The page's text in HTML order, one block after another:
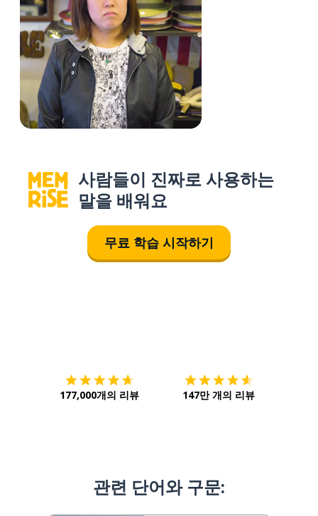
사람들이 진짜로 사용하는
말을 배워요
무료 학습 시작하기
177,000개의 리뷰 147만 개의 리뷰
관련 단어와 구문: